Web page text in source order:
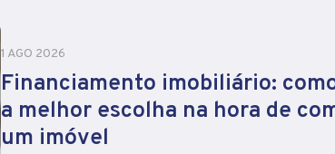
1 AGO 2026
Financiamento imobiliário:
a melhor escolha na hora de
um imóvel